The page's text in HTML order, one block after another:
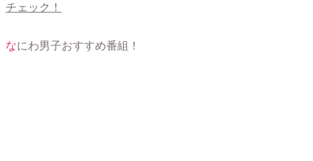
チェック！
なにわ男子おすすめ番組！